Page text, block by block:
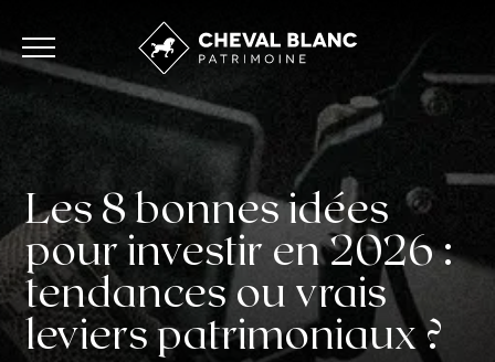
Les 8 bonnes idées
pour investir en 2026 :
tendances ou vrais
leviers patrimoniaux ?